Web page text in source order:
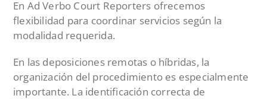
En Ad Verbo Court Reporters ofrecemos
flexibilidad para coordinar servicios según la
modalidad requerida.
En las deposiciones remotas o híbridas, la
organización del procedimiento es especialmente
importante. La identificación correcta de